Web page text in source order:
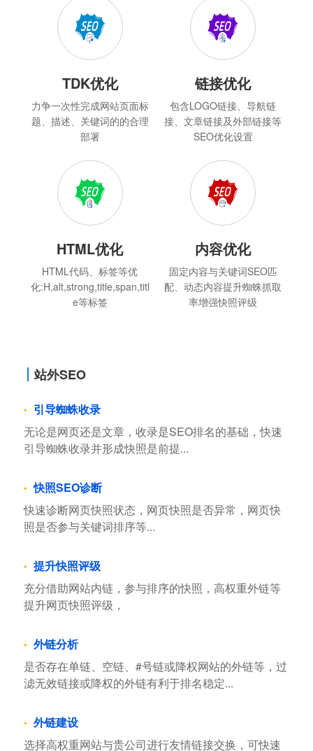
TDK优化
力争一次性完成网站页面标
题、描述、关键词的的合理
部署
链接优化
包含LOGO链接、导航链
接、文章链接及外部链接等
SEO优化设置
HTML优化
HTML代码、标签等优
化:H,alt,strong,title,span,titl
e等标签
内容优化
固定内容与关键词SEO匹
配、动态内容提升蜘蛛抓取
率增强快照评级
站外SEO
引导蜘蛛收录
无论是网页还是文章，收录是SEO排名的基础，快速
引导蜘蛛收录并形成快照是前提...
快照SEO诊断
快速诊断网页快照状态，网页快照是否异常，网页快
照是否参与关键词排序等...
提升快照评级
充分借助网站内链，参与排序的快照，高权重外链等
提升网页快照评级，
外链分析
是否存在单链、空链、#号链或降权网站的外链等，过
滤无效链接或降权的外链有利于排名稳定...
外链建设
选择高权重网站与贵公司进行友情链接交换，可快速